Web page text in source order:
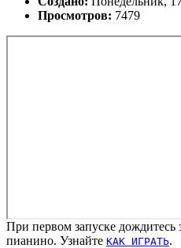
Просмотров: 7479
При первом запуске дождитесь
пианино. Узнайте КАК ИГРАТЬ.